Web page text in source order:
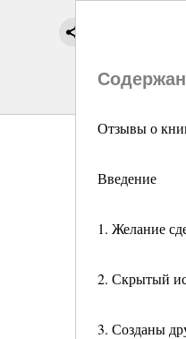
Отзывы о
Введение
1. Желание
2. Скрытый
3. Созданы